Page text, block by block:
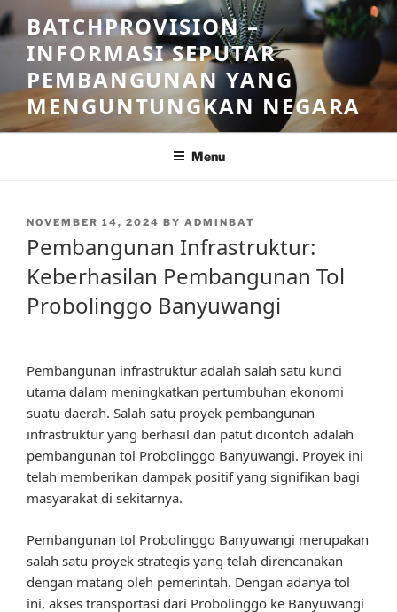
Skip
to
content
BATCHPROVISION –
INFORMASI SEPUTAR
PEMBANGUNAN YANG
MENGUNTUNGKAN NEGARA
Menu
POSTED
NOVEMBER 14, 2024 BY ADMINBAT
Pembangunan Infrastruktur:
Keberhasilan Pembangunan Tol
Probolinggo Banyuwangi
Pembangunan infrastruktur adalah salah satu kunci
utama dalam meningkatkan pertumbuhan ekonomi
suatu daerah. Salah satu proyek pembangunan
infrastruktur yang berhasil dan patut dicontoh adalah
pembangunan tol Probolinggo Banyuwangi. Proyek ini
telah memberikan dampak positif yang signifikan bagi
masyarakat di sekitarnya.
Pembangunan tol Probolinggo Banyuwangi merupakan
salah satu proyek strategis yang telah direncanakan
dengan matang oleh pemerintah. Dengan adanya tol
ini, akses transportasi dari Probolinggo ke Banyuwangi